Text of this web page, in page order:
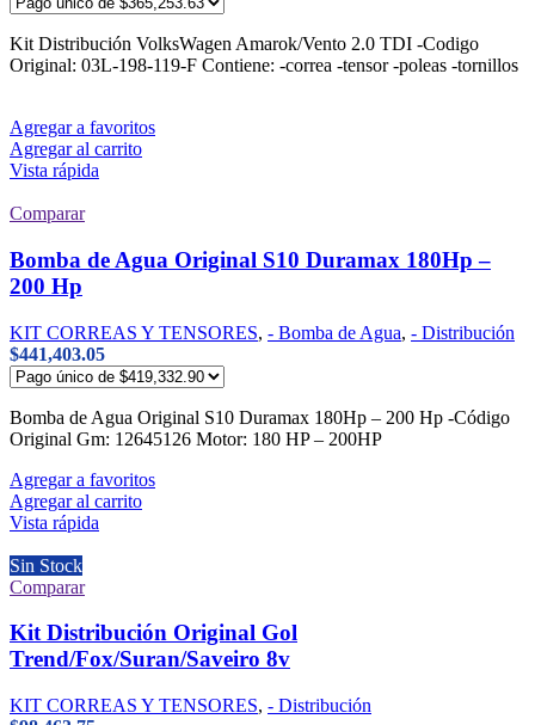
Kit Distribución VolksWagen Amarok/Vento 2.0 TDI -Codigo
Original: 03L-198-119-F Contiene: -correa -tensor -poleas -tornillos
Agregar a favoritos
Agregar al carrito
Vista rápida
Comparar
Bomba de Agua Original S10 Duramax 180Hp –
200 Hp
KIT CORREAS Y TENSORES, - Bomba de Agua, - Distribución
$441,403.05
Bomba de Agua Original S10 Duramax 180Hp – 200 Hp -Código
Original Gm: 12645126 Motor: 180 HP – 200HP
Agregar a favoritos
Agregar al carrito
Vista rápida
Sin Stock
Comparar
Kit Distribución Original Gol
Trend/Fox/Suran/Saveiro 8v
KIT CORREAS Y TENSORES, - Distribución